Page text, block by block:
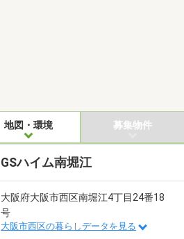
地図・環境 募集物件
GSハイム南堀江
大阪府大阪市西区南堀江4丁目24番18
号
大阪市西区の暮らしデータを見る